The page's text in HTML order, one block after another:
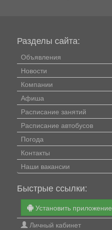
Разделы сайта:
Объявления
Новости
Компании
Афиша
Расписание занятий
Расписание автобусов
Погода
Контакты
Наши вакансии
Быстрые ссылки:
Установить приложение
Личный кабинет